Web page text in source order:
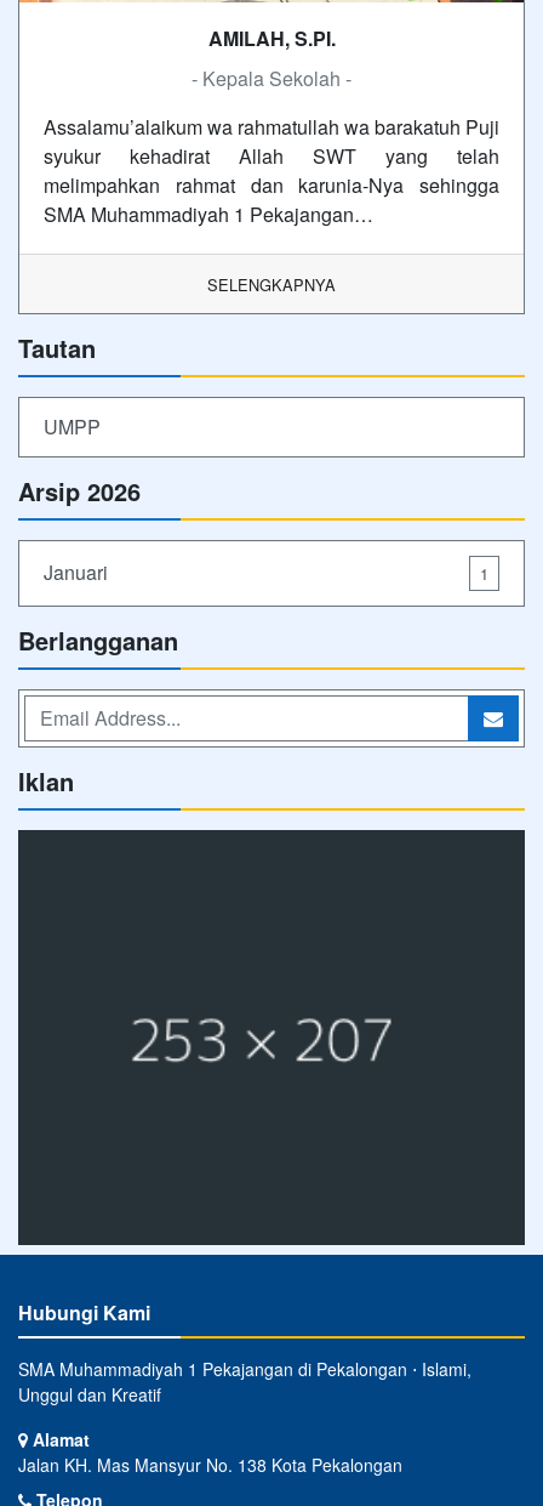
AMILAH, S.PI.
- Kepala Sekolah -
Assalamu’alaikum wa rahmatullah wa barakatuh Puji
syukur kehadirat Allah SWT yang telah
melimpahkan rahmat dan karunia-Nya sehingga
SMA Muhammadiyah 1 Pekajangan…
SELENGKAPNYA
Tautan
UMPP
Arsip 2026
Januari 1
Berlangganan
Iklan
Hubungi Kami
SMA Muhammadiyah 1 Pekajangan di Pekalongan ⋅ Islami,
Unggul dan Kreatif
Alamat
Jalan KH. Mas Mansyur No. 138 Kota Pekalongan
Telepon